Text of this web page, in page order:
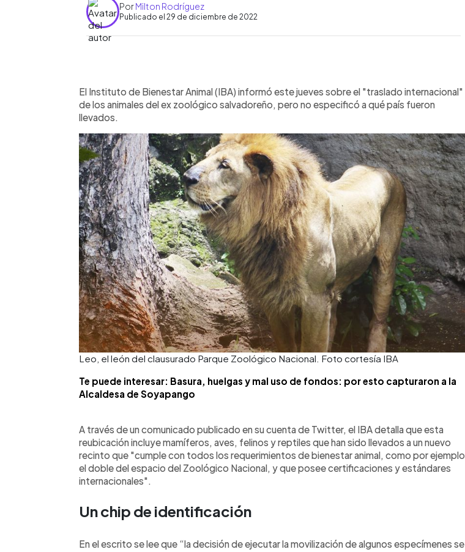
PorMilton Rodríguez
Publicado el 29 de diciembre de 2022
► Escuchar artículo
El Instituto de Bienestar Animal (IBA) informó este jueves sobre el "traslado internacional"
de los animales del ex zoológico salvadoreño, pero no especificó a qué país fueron
llevados.
Leo, el león del clausurado Parque Zoológico Nacional. Foto cortesía IBA
Te puede interesar: Basura, huelgas y mal uso de fondos: por esto capturaron a la
Alcaldesa de Soyapango
A través de un comunicado publicado en su cuenta de Twitter, el IBA detalla que esta
reubicación incluye mamíferos, aves, felinos y reptiles que han sido llevados a un nuevo
recinto que "cumple con todos los requerimientos de bienestar animal, como por ejemplo
el doble del espacio del Zoológico Nacional, y que posee certificaciones y estándares
internacionales".
Un chip de identificación
En el escrito se lee que “la decisión de ejecutar la movilización de algunos especímenes se